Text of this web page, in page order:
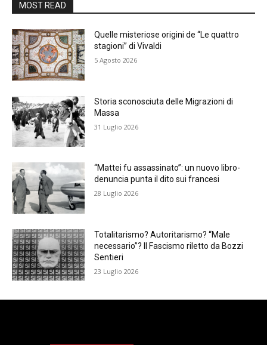
MOST READ
Quelle misteriose origini de “Le quattro
stagioni” di Vivaldi
5 Agosto 2026
Storia sconosciuta delle Migrazioni di
Massa
31 Luglio 2026
“Mattei fu assassinato”: un nuovo libro-
denuncia punta il dito sui francesi
28 Luglio 2026
Totalitarismo? Autoritarismo? “Male
necessario”? Il Fascismo riletto da Bozzi
Sentieri
23 Luglio 2026